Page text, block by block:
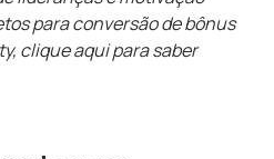
para conversão de bônus
clique aquipara saber